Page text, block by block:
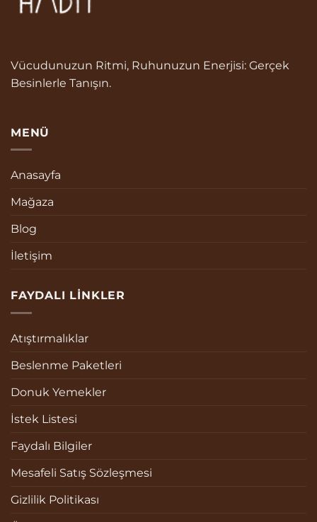
Vücudunuzun Ritmi, Ruhunuzun Enerjisi: Gerçek
Besinlerle Tanışın.
MENÜ
Anasayfa
Mağaza
Blog
İletişim
FAYDALI LINKLER
Atıştırmalıklar
Beslenme Paketleri
Donuk Yemekler
İstek Listesi
Faydalı Bilgiler
Mesafeli Satış Sözleşmesi
Gizlilik Politikası